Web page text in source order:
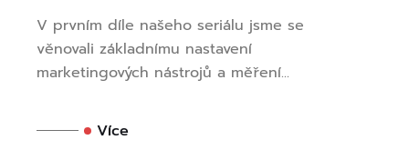
V prvním díle našeho seriálu jsme se
věnovali základnímu nastavení
marketingových nástrojů a měření...
Více